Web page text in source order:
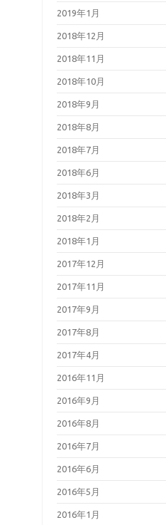
2019年1月
2018年12月
2018年11月
2018年10月
2018年9月
2018年8月
2018年7月
2018年6月
2018年3月
2018年2月
2018年1月
2017年12月
2017年11月
2017年9月
2017年8月
2017年4月
2016年11月
2016年9月
2016年8月
2016年7月
2016年6月
2016年5月
2016年1月